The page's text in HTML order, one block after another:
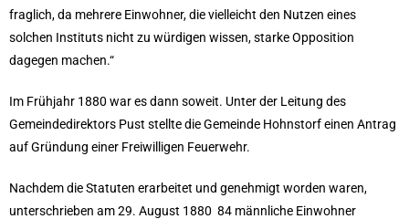
fraglich, da mehrere Einwohner, die vielleicht den Nutzen eines
solchen Instituts nicht zu würdigen wissen, starke Opposition
dagegen machen.“
Im Frühjahr 1880 war es dann soweit. Unter der Leitung des
Gemeinde­direktors Pust stellte die Gemeinde Hohnstorf einen Antrag
auf Gründung einer Freiwilligen Feuerwehr.
Nachdem die Statuten erarbeitet und genehmigt worden waren,
unterschrieben am 29. August 1880 84 männliche Einwohner